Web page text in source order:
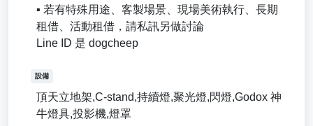
▪️ 若有特殊用途、客製場景、現場美術執行、長期
租借、活動租借，請私訊另做討論
Line ID 是 dogcheep
設備
頂天立地架,C-stand,持續燈,聚光燈,閃燈,Godox 神
牛燈具,投影機,燈罩